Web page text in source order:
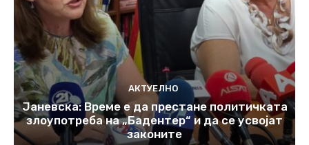
АКТУЕЛНО
Јаневска: Време е да престане политичката
злоупотреба на „Бадентер“ и да се усвојат
законите